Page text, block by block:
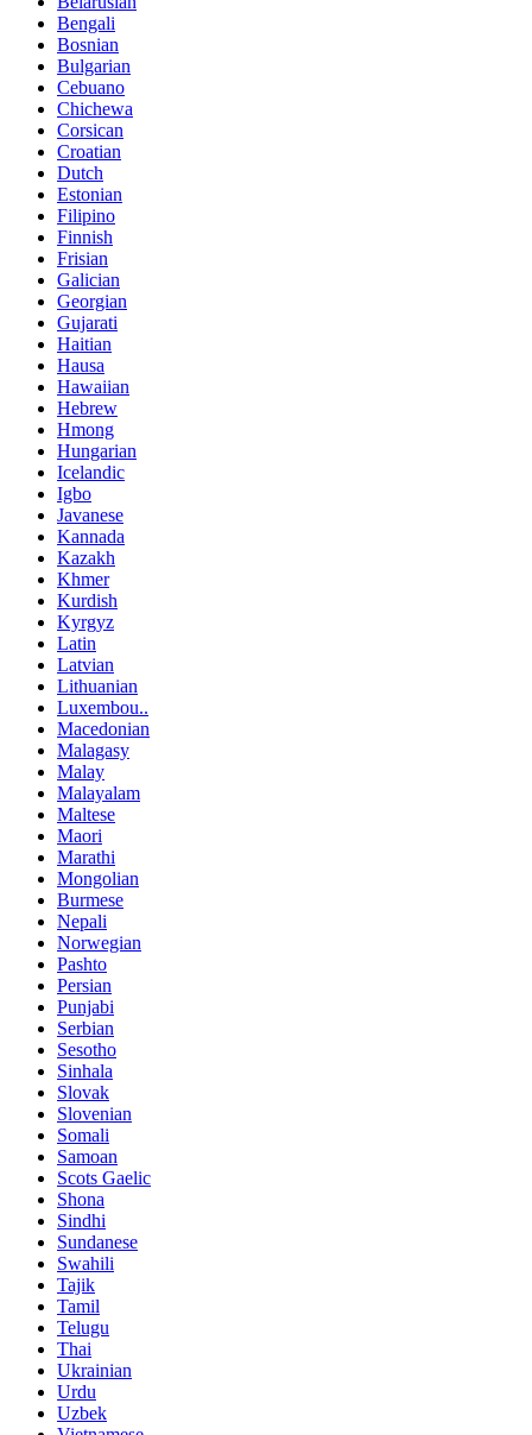
Bengali
Bosnian
Bulgarian
Cebuano
Chichewa
Corsican
Croatian
Dutch
Estonian
Filipino
Finnish
Frisian
Galician
Georgian
Gujarati
Haitian
Hausa
Hawaiian
Hebrew
Hmong
Hungarian
Icelandic
Igbo
Javanese
Kannada
Kazakh
Khmer
Kurdish
Kyrgyz
Latin
Latvian
Lithuanian
Luxembou..
Macedonian
Malagasy
Malay
Malayalam
Maltese
Maori
Marathi
Mongolian
Burmese
Nepali
Norwegian
Pashto
Persian
Punjabi
Serbian
Sesotho
Sinhala
Slovak
Slovenian
Somali
Samoan
Scots Gaelic
Shona
Sindhi
Sundanese
Swahili
Tajik
Tamil
Telugu
Thai
Ukrainian
Urdu
Uzbek